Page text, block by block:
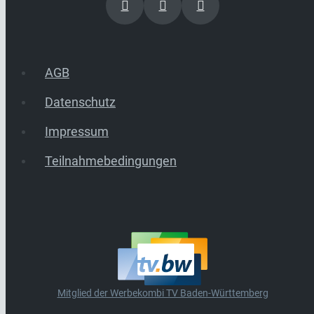
AGB
Datenschutz
Impressum
Teilnahmebedingungen
Mitglied der Werbekombi TV Baden-Württemberg